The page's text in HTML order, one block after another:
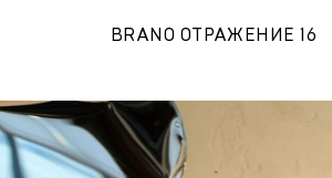
BRANO ОТРАЖЕНИЕ 16